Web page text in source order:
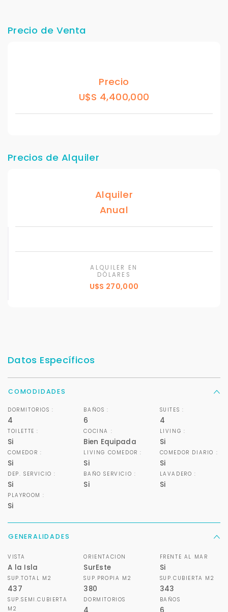
Precio de Venta
Precio
U$S 4,400,000
Precios de Alquiler
Alquiler
Anual
ALQUILER EN
DÓLARES
U$S 270,000
Datos Específicos
COMODIDADES
DORMITORIOS :
4
BAÑOS :
6
SUITES :
4
TOILETTE :
Si
COCINA :
Bien Equipada
LIVING :
Si
COMEDOR :
Si
LIVING COMEDOR :
Si
COMEDOR DIARIO :
Si
DEP. SERVICIO :
Si
BAÑO SERVICIO :
Si
LAVADERO :
Si
PLAYROOM :
Si
GENERALIDADES
VISTA
A la Isla
ORIENTACION
SurEste
FRENTE AL MAR
Si
SUP.TOTAL M2
437
SUP.PROPIA M2
380
SUP.CUBIERTA M2
343
SUP.SEMI.CUBIERTA
M2
DORMITORIOS
4
BAÑOS
6
Para responderte
mejor y más rápido
Déjanos tus datos para identificar tu consulta en el